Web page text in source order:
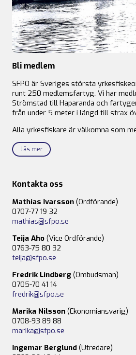
Bli medlem
SFPO är Sveriges största
runt 250 medlemsfartyg. Vi har
Strömstad till Haparanda och
från under 5 meter i längd till strax
Alla yrkesfiskare är välkomna som
Läs mer
Kontakta oss
Mathias Ivarsson (Ordförande)
0707-77 19 32
mathias@sfpo.se
Teija Aho (Vice Ordförande)
0763-75 80 32
teija@sfpo.se
Fredrik Lindberg (Ombudsman)
0705-70 41 14
fredrik@sfpo.se
Marika Nilsson (Ekonomiansvarig)
0708-93 89 88
marika@sfpo.se
Ingemar Berglund (Utredare)